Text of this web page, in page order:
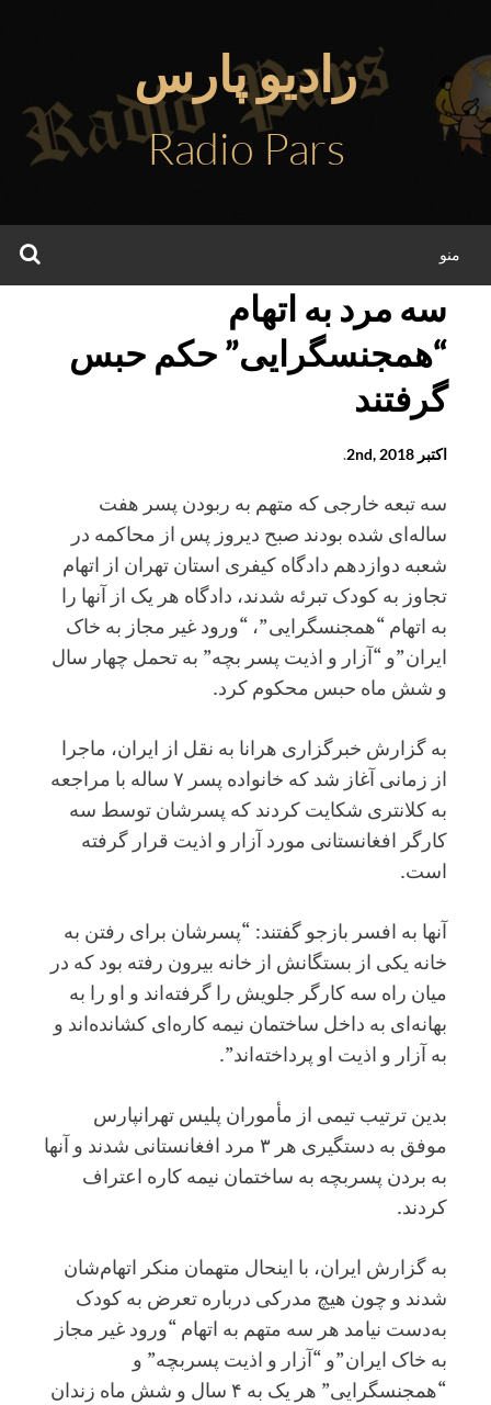
محتوا
رادیو پارس
Radio Pars
منو
سه مرد به اتهام
“همجنسگرایی” حکم حبس
گرفتند
اکتبر 2nd, 2018 .
سه تبعه خارجی که متهم به ربودن پسر هفت
ساله‌ای شده بودند صبح دیروز پس از محاکمه در
شعبه دوازدهم دادگاه کیفری استان تهران از اتهام
تجاوز به کودک تبرئه شدند، دادگاه هر یک از آنها را
به اتهام “همجنسگرایی”، “ورود غیر مجاز به خاک
ایران”و “آزار و اذیت پسر بچه” به تحمل چهار سال
و شش ماه حبس محکوم کرد.
به گزارش خبرگزاری هرانا به نقل از ایران، ماجرا
از زمانی آغاز شد که خانواده پسر ۷ ساله با مراجعه
به کلانتری شکایت کردند که پسرشان توسط سه
کارگر افغانستانی مورد آزار و اذیت قرار گرفته
است.
آنها به افسر بازجو گفتند: “پسرشان برای رفتن به
خانه یکی از بستگانش از خانه بیرون رفته بود که در
میان راه سه کارگر جلویش را گرفته‌اند و او را به
بهانه‌ای به داخل ساختمان نیمه کاره‌ای کشانده‌اند و
به آزار و اذیت او پرداخته‌اند”.
بدین ترتیب تیمی از مأموران پلیس تهرانپارس
موفق به دستگیری هر ۳ مرد افغانستانی شدند و آنها
به بردن پسربچه به ساختمان نیمه کاره اعتراف
کردند.
به گزارش ایران، با اینحال متهمان منکر اتهام‌شان
شدند و چون هیچ مدرکی درباره تعرض به کودک
به‌دست نیامد هر سه متهم به اتهام “ورود غیر مجاز
به خاک ایران”و “آزار و اذیت پسربچه” و
“همجنسگرایی” هر یک به ۴ سال و شش ماه زندان